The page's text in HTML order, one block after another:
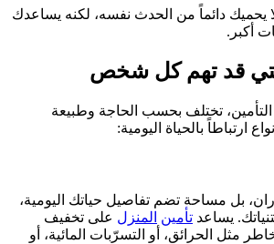
يحميك دائماً من الحدث نفسه، لكنه يساعدك
أكبر.
التي قد تهم كل شخص
تختلف بحسب الحاجة وطبيعة
ارتباطاً بالحياة اليومية:
بل مساحة تضم تفاصيل حياتك اليومية،
يساعد تأمين المنزل على تخفيف
مثل الحرائق، أو التسرّبات المائية، أو